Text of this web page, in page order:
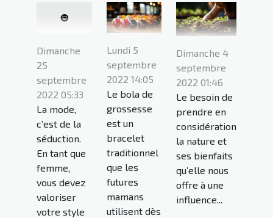
Dimanche
25
septembre
2022 05:33
La mode,
c’est de la
séduction.
En tant que
femme,
vous devez
valoriser
votre style
Lundi 5
septembre
2022 14:05
Le bola de
grossesse
est un
bracelet
traditionnel
que les
futures
mamans
utilisent dès
Dimanche 4
septembre
2022 01:46
Le besoin de
prendre en
considération
la nature et
ses bienfaits
qu’elle nous
offre à une
influence...